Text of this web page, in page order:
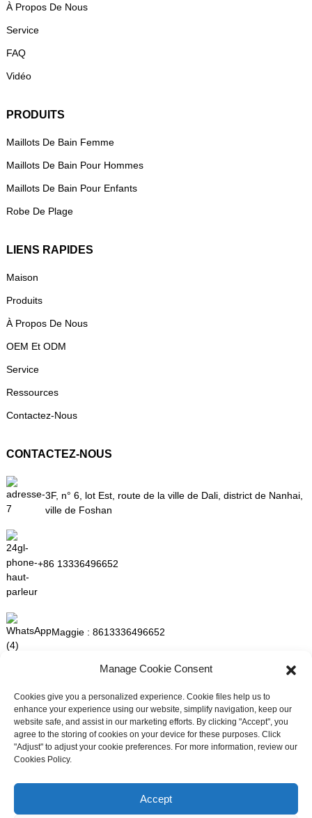
Discutez avec nous maintenant
À Propos De Nous
Service
FAQ
Vidéo
PRODUITS
Maillots De Bain Femme
Maillots De Bain Pour Hommes
Maillots De Bain Pour Enfants
Robe De Plage
LIENS RAPIDES
Maison
Produits
À Propos De Nous
OEM Et ODM
Service
Ressources
Contactez-Nous
CONTACTEZ-NOUS
3F, n° 6, lot Est, route de la ville de Dali, district de Nanhai,
ville de Foshan
+86 13336496652
Maggie : 8613336496652
ENTRER EN CONTACT
Pour toute question concernant nos produits ou nos tarifs, veuillez
DEMANDEZ UN DEVIS DÈS MAINTENANT
Manage Cookie Consent
Cookies give you a personalized experience. Cookie files help us to
enhance your experience using our website, simplify navigation, keep our
website safe, and assist in our marketing efforts. By clicking "Accept", you
agree to the storing of cookies on your device for these purposes. Click
"Adjust" to adjust your cookie preferences. For more information, review our
Cookies Policy.
Accept